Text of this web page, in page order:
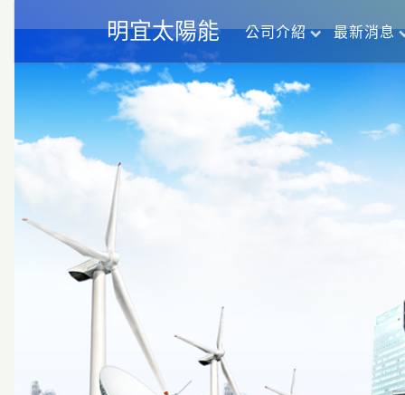
明宜太陽能 公司介紹 最新消息